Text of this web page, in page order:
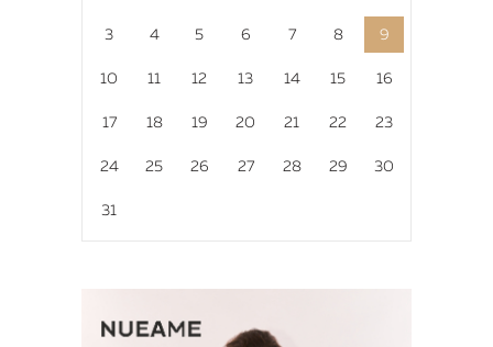
3 4 5 6 7 8 9
10 11 12 13 14 15 16
17 18 19 20 21 22 23
24 25 26 27 28 29 30
31